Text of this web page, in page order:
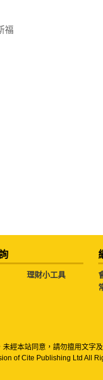
福
理財小工具
經本站同意，請勿擅用文字及
of Cite Publishing Ltd All